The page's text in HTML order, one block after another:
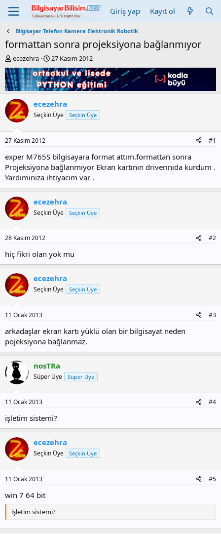
Giriş yap Kayıt ol
Bilgisayar Telefon Kamera Elektronik Robotik
formattan sonra projeksiyona bağlanmıyor
K
o
n
b
u
y
u
b
a
ş
l
a
t
n
ecezehra
B
a
ş
l
a
n
g
ı
a
r
i
h
i
27 Kasım 2012
ecezehra
Seçkin Üye Seçkin Üye
27 Kasım 2012 #1
exper M765S bilgisayara format attım.formattan sonra
Projeksiyona bağlanmıyor Ekran kartının driverınıda kurdum .
Yardımınıza ihtiyacım var .
ecezehra
Seçkin Üye Seçkin Üye
28 Kasım 2012 #2
hiç fikri olan yok mu
ecezehra
Seçkin Üye Seçkin Üye
11 Ocak 2013 #3
arkadaşlar ekran kartı yüklü olan bir bilgisayat neden
pojeksiyona bağlanmaz.
nosTRa
Süper Üye Süper Üye
11 Ocak 2013 #4
işletim sistemi?
ecezehra
Seçkin Üye Seçkin Üye
11 Ocak 2013 #5
win 7 64 bit
işletim sistemi?